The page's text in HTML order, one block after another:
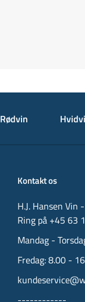
Rødvin
Kontakt os
H.J. Hansen Vin
Ring på +45 63
Mandag -
Fredag: 8.00 -